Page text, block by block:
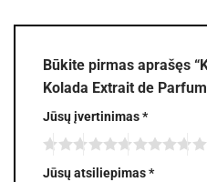
Būkite pirmas aprašęs
Kolada Extrait de
Jūsų įvertinimas*
Jūsų atsiliepimas*